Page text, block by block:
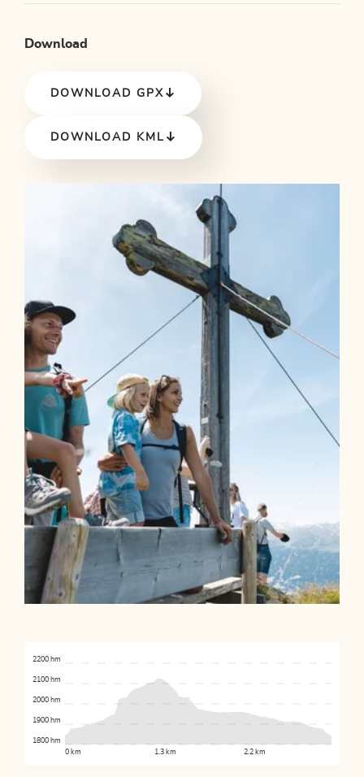
Download
DOWNLOAD GPX
DOWNLOAD KML
0 km 1.3 km 2.2 km
1800 hm
1900 hm
2000 hm
2100 hm
2200 hm